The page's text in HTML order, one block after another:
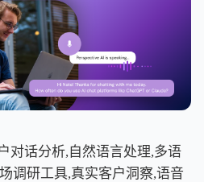
对话分析,自然语言处理,多语
调研工具,真实客户洞察,语音